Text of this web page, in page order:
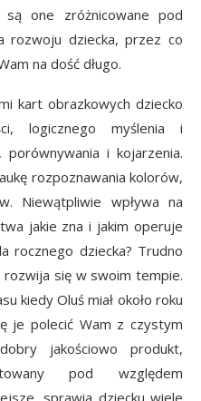
one zróżnicowane pod
rozwoju dziecka, przez co
na dość długo.
kart obrazkowych dziecko
logicznego myślenia i
porównywania i kojarzenia.
rozpoznawania kolorów,
Niewątpliwie wpływa na
jakie zna i jakim operuje
rocznego dziecka? Trudno
się w swoim tempie.
kiedy Oluś miał około roku
je polecić Wam z czystym
jakościowo produkt,
pod względem
sprawia dziecku wiele